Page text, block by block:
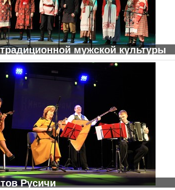
мужской культуры
Русичи